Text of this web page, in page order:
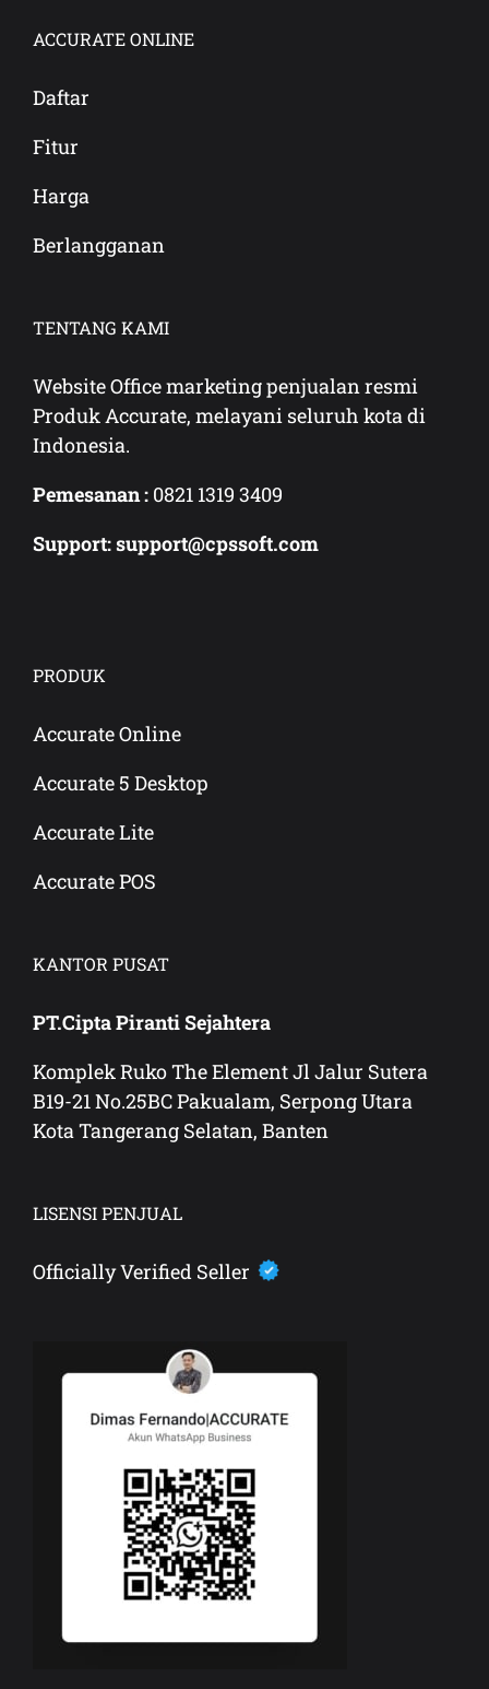
ACCURATE ONLINE
Daftar
Fitur
Harga
Berlangganan
TENTANG KAMI
Website Office marketing penjualan resmi
Produk Accurate, melayani seluruh kota di
Indonesia.
Pemesanan : 0821 1319 3409
Support: support@cpssoft.com
PRODUK
Accurate Online
Accurate 5 Desktop
Accurate Lite
Accurate POS
KANTOR PUSAT
PT.Cipta Piranti Sejahtera
Komplek Ruko The Element Jl Jalur Sutera
B19-21 No.25BC Pakualam, Serpong Utara
Kota Tangerang Selatan, Banten
LISENSI PENJUAL
Officially Verified Seller